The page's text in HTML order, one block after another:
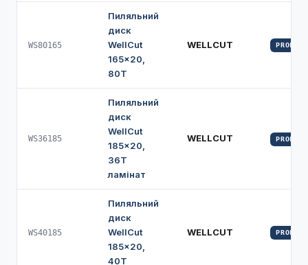
WS80165
Пиляльний
диск
WellCut
165×20,
80Т
WELLCUT PROFI
WS36185
Пиляльний
диск
WellCut
185×20,
36Т
ламінат
WELLCUT PROFI
WS40185
Пиляльний
диск
WellCut
185×20,
40Т
WELLCUT PROFI